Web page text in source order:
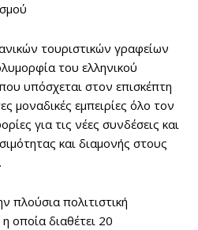
τουριστικών γραφείων
του ελληνικού
υπόσχεται στον επισκέπτη
μοναδικές εμπειρίες όλο τον
για τις νέες συνδέσεις και
και διαμονής στους
πλούσια πολιτιστική
οποία διαθέτει 20